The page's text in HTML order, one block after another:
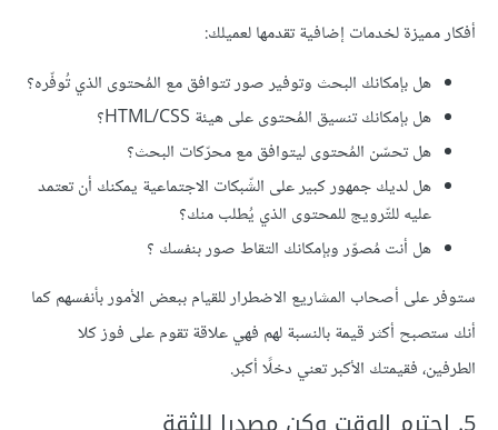
أفكار مميزة لخدمات إضافية تقدمها لعميلك:
هل بإمكانك البحث وتوفير صور تتوافق مع المُحتوى الذي تُوفّره؟
هل بإمكانك تنسيق المُحتوى على هيئة HTML/CSS؟
هل تحسّن المُحتوى ليتوافق مع محرّكات البحث؟
هل لديك جمهور كبير على الشّبكات الاجتماعية يمكنك أن تعتمد
عليه للتّرويج للمحتوى الذي يُطلب منك؟
هل أنت مُصوّر وبإمكانك التقاط صور بنفسك ؟
ستوفر على أصحاب المشاريع الاضطرار للقيام ببعض الأمور بأنفسهم كما
أنك ستصبح أكثر قيمة بالنسبة لهم فهي علاقة تقوم على فوز كلا
الطرفين، فقيمتك الأكبر تعني دخلًا أكبر.